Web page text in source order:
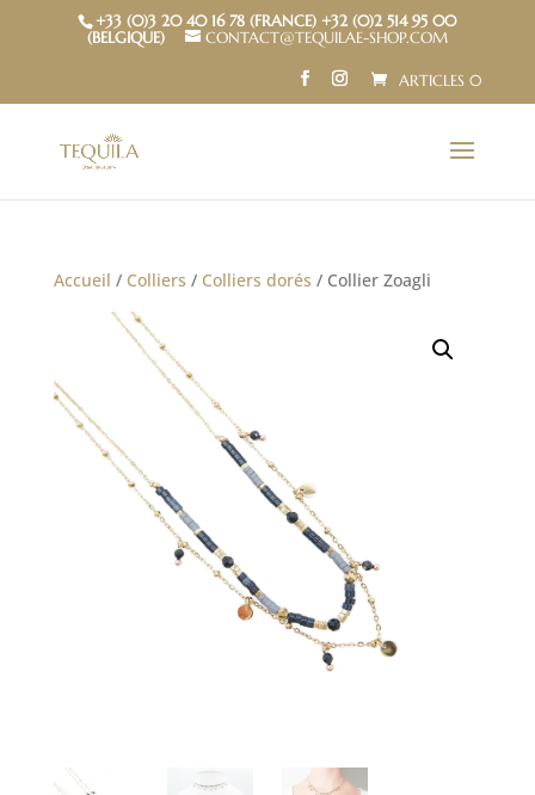
+33 (0)3 20 40 16 78 (FRANCE) +32 (0)2 514 95 00
(BELGIQUE)
CONTACT@TEQUILAE-SHOP.COM
ARTICLES 0
Accueil / Colliers / Colliers dorés / Collier Zoagli